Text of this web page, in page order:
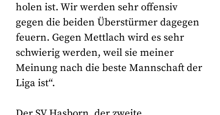
holen ist. Wir werden sehr offensiv
gegen die beiden Überstürmer dagegen
feuern. Gegen Mettlach wird es sehr
schwierig werden, weil sie meiner
Meinung nach die beste Mannschaft der
Liga ist“.